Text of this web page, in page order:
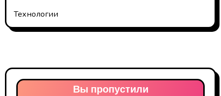
Технологии
Вы пропустили